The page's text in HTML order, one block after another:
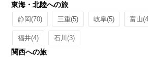
東海・北陸への旅
静岡(70) 三重(5) 岐阜(5) 富山
福井(4) 石川(3)
関西への旅